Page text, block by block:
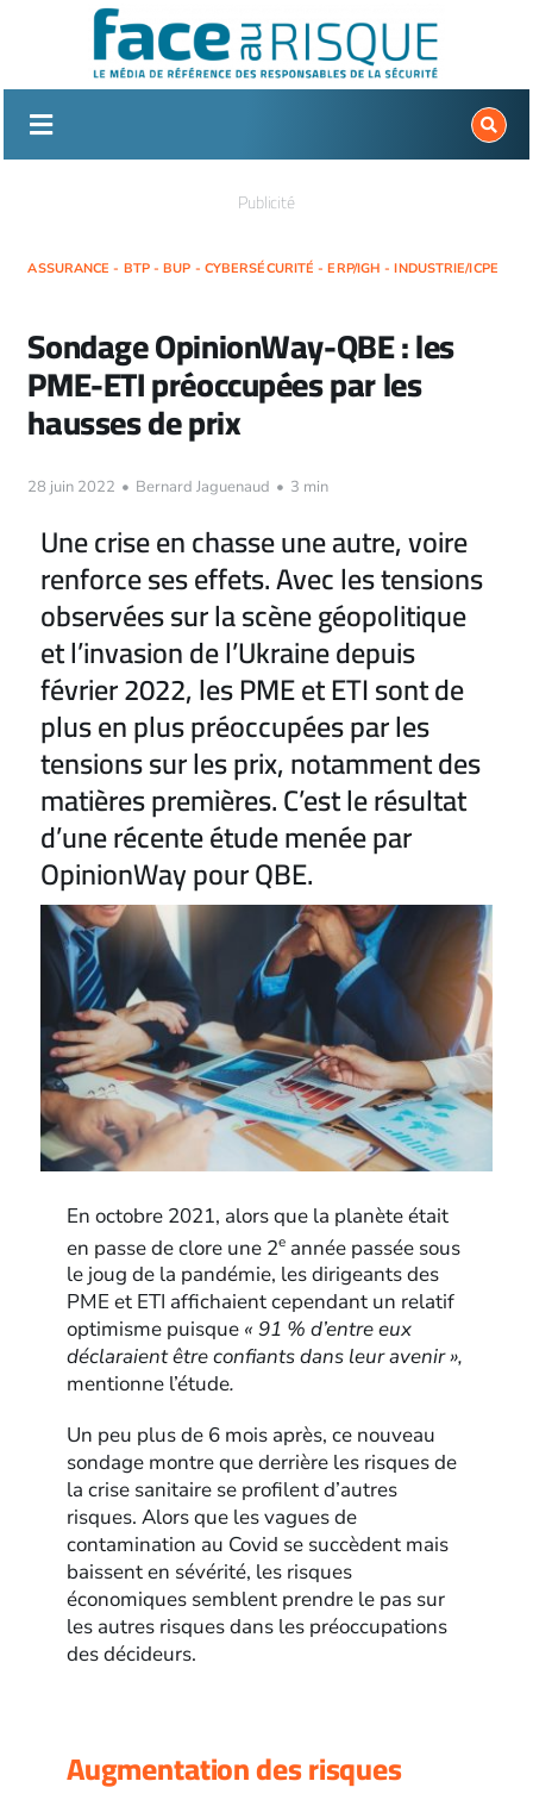
Publicité
ASSURANCE - BTP - BUP - CYBERSÉCURITÉ - ERP/IGH - INDUSTRIE/ICPE
Sondage OpinionWay-QBE : les
PME-ETI préoccupées par les
hausses de prix
28 juin 2022 • Bernard Jaguenaud • 3 min
Une crise en chasse une autre, voire
renforce ses effets. Avec les tensions
observées sur la scène géopolitique
et l’invasion de l’Ukraine depuis
février 2022, les PME et ETI sont de
plus en plus préoccupées par les
tensions sur les prix, notamment des
matières premières. C’est le résultat
d’une récente étude menée par
OpinionWay pour QBE.
En octobre 2021, alors que la planète était
en passe de clore une 2e année passée sous
le joug de la pandémie, les dirigeants des
PME et ETI affichaient cependant un relatif
optimisme puisque « 91 % d’entre eux
déclaraient être confiants dans leur avenir »,
mentionne l’étude.
Un peu plus de 6 mois après, ce nouveau
sondage montre que derrière les risques de
la crise sanitaire se profilent d’autres
risques. Alors que les vagues de
contamination au Covid se succèdent mais
baissent en sévérité, les risques
économiques semblent prendre le pas sur
les autres risques dans les préoccupations
des décideurs.
Augmentation des risques